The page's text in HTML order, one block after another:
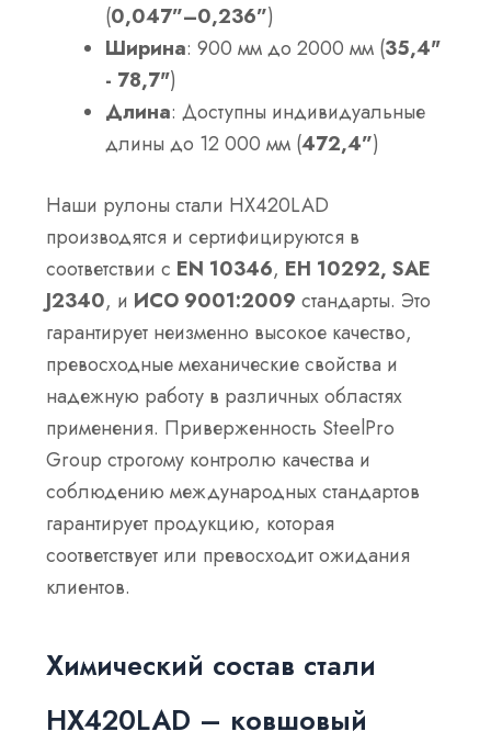
(0,047”–0,236”)
Ширина: 900 мм до 2000 мм (35,4"
- 78,7")
Длина: Доступны индивидуальные
длины до 12 000 мм (472,4”)
Наши рулоны стали HX420LAD
производятся и сертифицируются в
соответствии с EN 10346, ЕН 10292, SAE
J2340, и ИСО 9001:2009 стандарты. Это
гарантирует неизменно высокое качество,
превосходные механические свойства и
надежную работу в различных областях
применения. Приверженность SteelPro
Group строгому контролю качества и
соблюдению международных стандартов
гарантирует продукцию, которая
соответствует или превосходит ожидания
клиентов.
Химический состав стали
HX420LAD – ковшовый